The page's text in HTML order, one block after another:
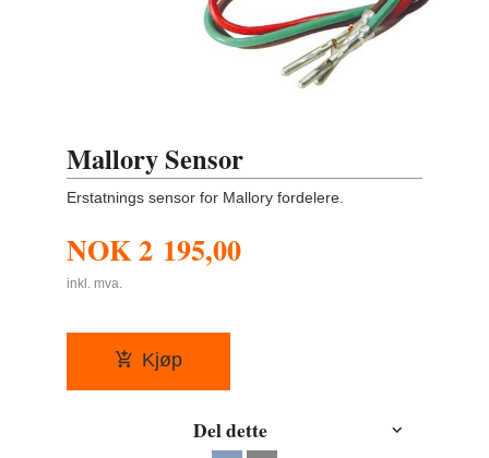
Mallory Sensor
Erstatnings sensor for Mallory fordelere.
NOK2 195,00
inkl. mva.
Kjøp
Del dette